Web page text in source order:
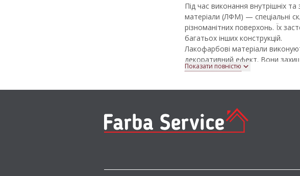
Під час виконання внутрішніх
матеріали (ЛФМ) — спеціальні
різноманітних поверхонь. Їх
багатьох інших конструкцій.
Лакофарбові матеріали
декоративний ефект. Вони
пошкоджень та інших
У магазині FarbaService
продукції, завдяки чому кожен
Асортимент
У каталозі FarbaService
Показати повністю